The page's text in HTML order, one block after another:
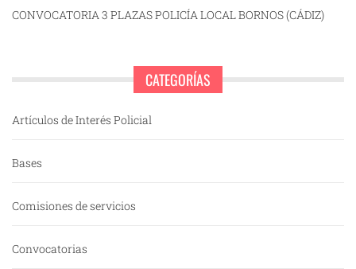
CONVOCATORIA 3 PLAZAS POLICÍA LOCAL BORNOS (CÁDIZ)
CATEGORÍAS
Artículos de Interés Policial
Bases
Comisiones de servicios
Convocatorias